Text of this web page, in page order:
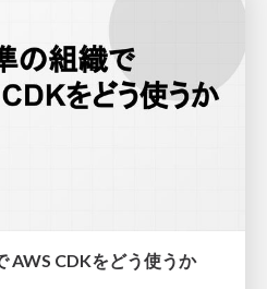
CDKをどう使うか